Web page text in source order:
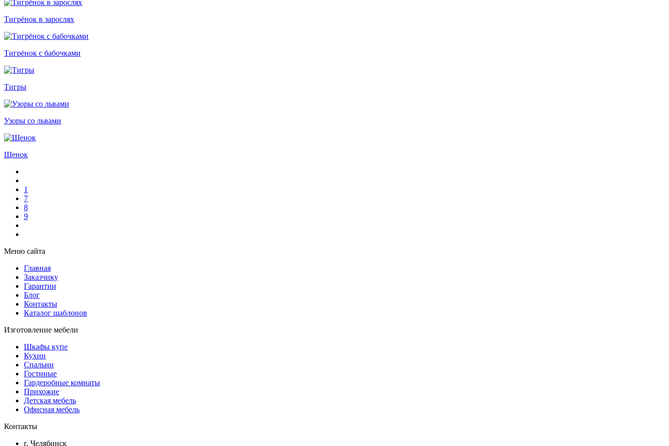
Тигрёнок в зарослях
Тигрёнок с бабочками
Тигры
Узоры со львами
Щенок
1
7
8
9
Меню сайта
Главная
Заказчику
Гарантии
Блог
Контакты
Каталог шаблонов
Изготовление мебели
Шкафы купе
Кухни
Спальни
Гостиные
Гардеробные комнаты
Прихожие
Детская мебель
Офисная мебель
Контакты
г. Челябинск